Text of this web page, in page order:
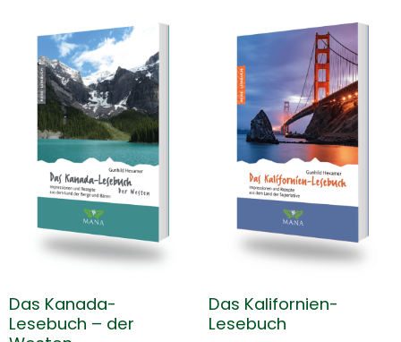
Das Kanada-
Lesebuch – der
Das Kalifornien-
Lesebuch